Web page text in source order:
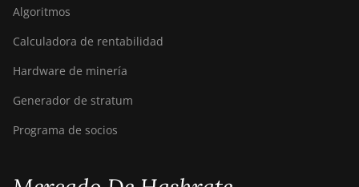
Algoritmos
Calculadora de rentabilidad
Hardware de minería
Generador de stratum
Programa de socios